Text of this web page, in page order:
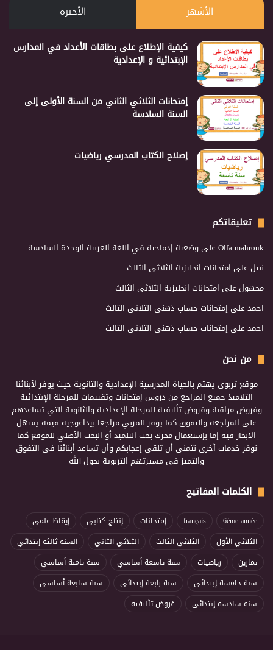
الأشهر الأخيرة
كيفية الإطلاع على بطاقات الأعداد في المدارس
الإبتدائية و الإعدادية
إمتحانات الثلاثي الثاني من السنة الأولى إلى
السنة السادسة
إصلاح الكتاب المدرسي رياضيات
تعليقاتكم
Olfa mahroukعلى وضعية إدماجية في اللغة العربية الوحدة السادسة
نبيلعلى امتحانات انجليزية الثلاثي الثالث
مجهولعلى امتحانات انجليزية الثلاثي الثالث
احمدعلى إمتحانات حساب ذهني الثلاثي الثالث
احمدعلى إمتحانات حساب ذهني الثلاثي الثالث
من نحن
موقع تربوي يهتم بالحياة المدرسية الإعدادية والثانوية حيث يوفر لأبنائنا
التلاميذ جميع المراجع من دروس إمتحانات وتقييمات للمرحلة الإبتدائية
وفروض مراقبة وفروض تأليفية للمرحلة الإعدادية والثانوية التي تساعدهم
على المراجعة والتفوق كما يوفر للمربي مراجعا بيداغوجية قيمة يسهل
الابحار فيه إما بإستعمال محرك بحث التلميذ أو البحث الأصلي للموقع كما
نوفر خدمات أخرى نتمنى أن تلقى إعجابكم وأن تساعد أبنائنا في التفوق
والتميز في مسيرتهم التربوية بحول الله
الكلمات المفاتيح
6ème année
français إمتحانات إنتاج كتابي
إيقاظ علمي
الثلاثي الأول
الثلاثي الثالث الثلاثي الثاني
السنة ثالثة إبتدائي
تمارين
رياضيات سنة تاسعة أساسي
سنة ثامنة أساسي
سنة خامسة إبتدائي
سنة رابعة إبتدائي
سنة سابعة أساسي
سنة سادسة إبتدائي
فروض تأليفية